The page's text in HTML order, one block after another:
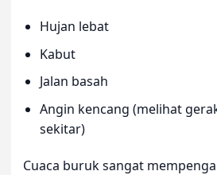
Hujan lebat
Kabut
Jalan basah
Angin kencang (melihat
sekitar)
Cuaca buruk sangat